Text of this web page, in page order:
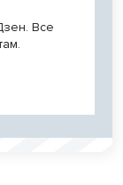
Все